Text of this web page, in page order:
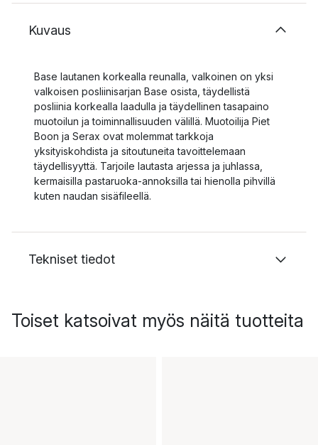
Kuvaus
Base lautanen korkealla reunalla, valkoinen on yksi
valkoisen posliinisarjan Base osista, täydellistä
posliinia korkealla laadulla ja täydellinen tasapaino
muotoilun ja toiminnallisuuden välillä. Muotoilija Piet
Boon ja Serax ovat molemmat tarkkoja
yksityiskohdista ja sitoutuneita tavoittelemaan
täydellisyyttä. Tarjoile lautasta arjessa ja juhlassa,
kermaisilla pastaruoka-annoksilla tai hienolla pihvillä
kuten naudan sisäfileellä.
Tekniset tiedot
Toiset katsoivat myös näitä tuotteita